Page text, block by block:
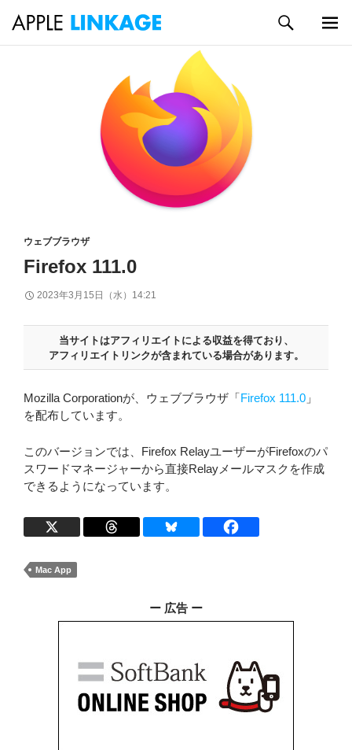
索
ウェブブラウザ
Firefox 111.0
2023年3月15日（水）14:21
当サイトはアフィリエイトによる収益を得ており、
アフィリエイトリンクが含まれている場合があります。
Mozilla Corporationが、ウェブブラウザ「Firefox 111.0 」
を配布しています。
このバージョンでは、Firefox RelayユーザーがFirefoxのパ
スワードマネージャーから直接Relayメールマスクを作成
できるようになっています。
Mac App
ー 広告 ー